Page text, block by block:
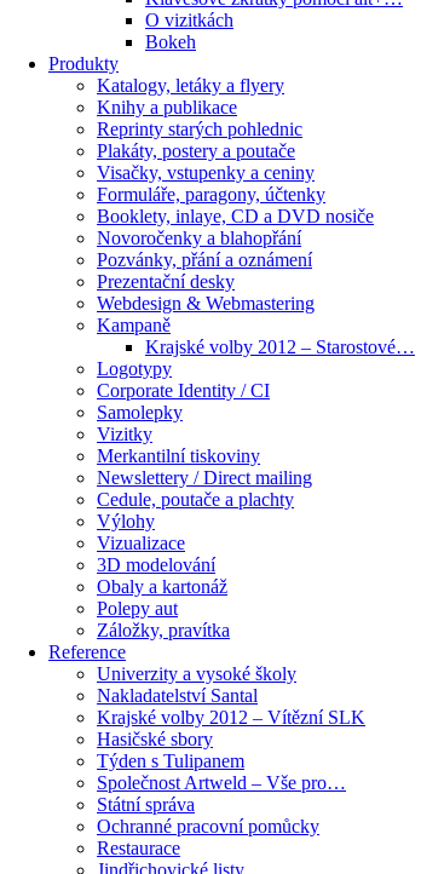
O vizitkách
Bokeh
Produkty
Katalogy, letáky a flyery
Knihy a publikace
Reprinty starých pohlednic
Plakáty, postery a poutače
Visačky, vstupenky a ceniny
Formuláře, paragony, účtenky
Booklety, inlaye, CD a DVD nosiče
Novoročenky a blahopřání
Pozvánky, přání a oznámení
Prezentační desky
Webdesign & Webmastering
Kampaně
Krajské volby 2012 – Starostové…
Logotypy
Corporate Identity / CI
Samolepky
Vizitky
Merkantilní tiskoviny
Newslettery / Direct mailing
Cedule, poutače a plachty
Výlohy
Vizualizace
3D modelování
Obaly a kartonáž
Polepy aut
Záložky, pravítka
Reference
Univerzity a vysoké školy
Nakladatelství Santal
Krajské volby 2012 – Vítězní SLK
Hasičské sbory
Týden s Tulipanem
Společnost Artweld – Vše pro…
Státní správa
Ochranné pracovní pomůcky
Restaurace
Jindřichovické listy